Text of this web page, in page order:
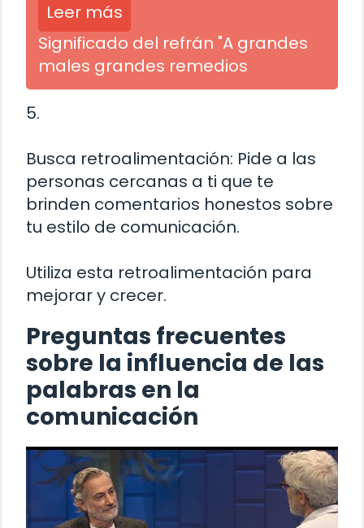
Leer más
Significado del refrán "A grandes
males grandes remedios
5.
Busca retroalimentación: Pide a las
personas cercanas a ti que te
brinden comentarios honestos sobre
tu estilo de comunicación.
Utiliza esta retroalimentación para
mejorar y crecer.
Preguntas frecuentes
sobre la influencia de las
palabras en la
comunicación